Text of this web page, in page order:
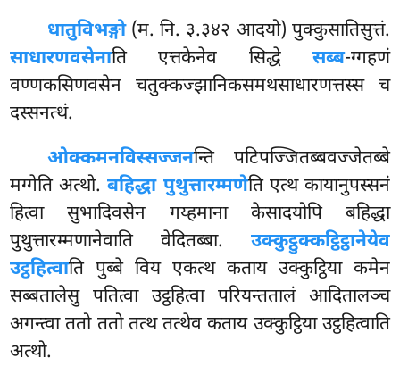
धातुविभङ्गो(म. नि. ३.३४२ आदयो) पुक्कुसातिसुत्तं.
साधारणवसेनाति एत्तकेनेव सिद्धे सब्ब-ग्गहणं
वण्णकसिणवसेन चतुक्कज्झानिकसमथसाधारणत्तस्स च
दस्सनत्थं.
ओक्कमनविस्सज्जनन्ति पटिपज्जितब्बवज्जेतब्बे
मग्गेति अत्थो.बहिद्धा पुथुत्तारम्मणेति एत्थ कायानुपस्सनं
हित्वा सुभादिवसेन गय्हमाना केसादयोपि बहिद्धा
पुथुत्तारम्मणानेवाति वेदितब्बा. उक्कुट्ठुक्कट्ठिट्ठानेयेव
उट्ठहित्वाति पुब्बे विय एकत्थ कताय उक्कुट्ठिया कमेन
सब्बतालेसु पतित्वा उट्ठहित्वा परियन्ततालं आदितालञ्च
अगन्त्वा ततो ततो तत्थ तत्थेव कताय उक्कुट्ठिया उट्ठहित्वाति
अत्थो.